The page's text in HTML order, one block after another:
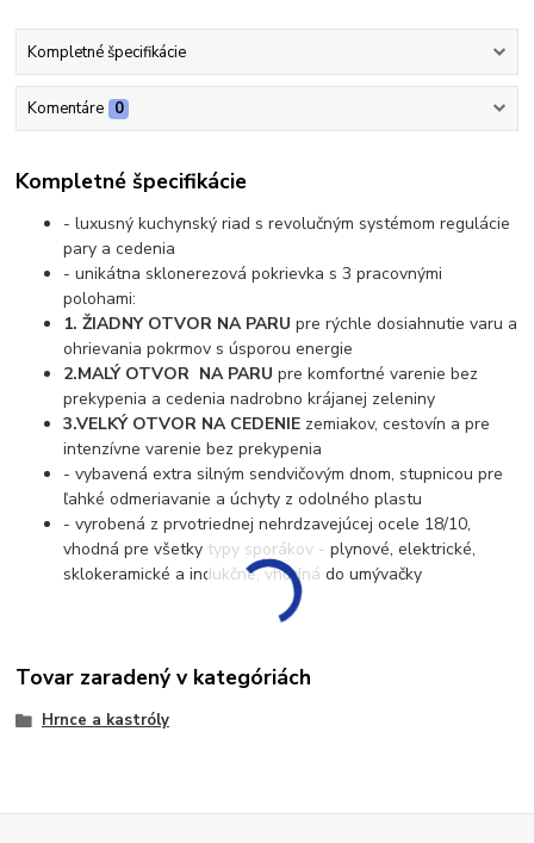
Kompletné špecifikácie
Komentáre 0
Kompletné špecifikácie
- luxusný kuchynský riad s revolučným systémom regulácie
pary a cedenia
- unikátna sklonerezová pokrievka s 3 pracovnými
polohami:
1. ŽIADNY OTVOR NA PARUpre rýchle dosiahnutie varu a
ohrievania pokrmov s úsporou energie
2.MALÝ OTVOR NA PARUpre komfortné varenie bez
prekypenia a cedenia nadrobno krájanej zeleniny
3.VELKÝ OTVOR NA CEDENIE zemiakov, cestovín a pre
intenzívne varenie bez prekypenia
- vybavená extra silným sendvičovým dnom, stupnicou pre
ľahké odmeriavanie a úchyty z odolného plastu
- vyrobená z prvotriednej nehrdzavejúcej ocele 18/10,
vhodná pre všetky typy sporákov - plynové, elektrické,
sklokeramické a indukčné, vhodná do umývačky
Tovar zaradený v kategóriách
Hrnce a kastróly